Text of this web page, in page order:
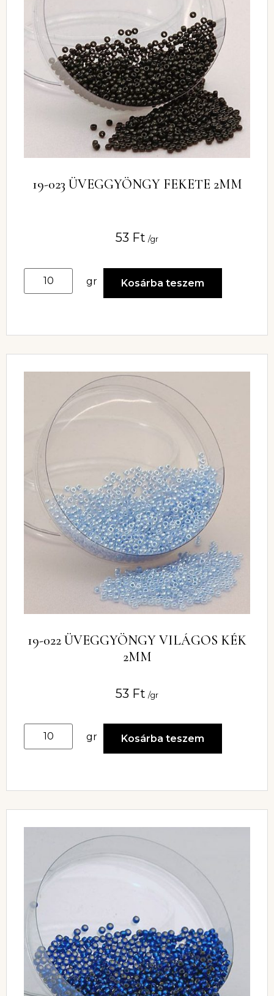
19-023 ÜVEGGYÖNGY FEKETE 2MM
53 Ft /gr
gr Kosárba teszem
19-022 ÜVEGGYÖNGY VILÁGOS KÉK
2MM
53 Ft /gr
gr Kosárba teszem